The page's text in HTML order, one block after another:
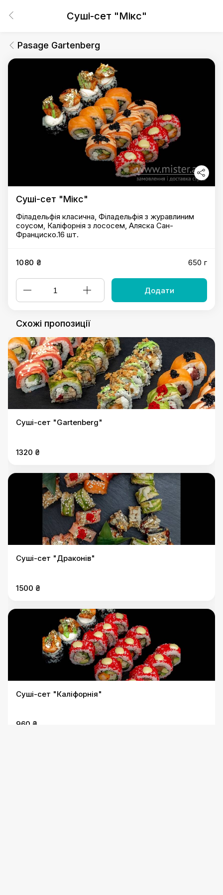
Суші-сет "Мікс"
Pasage Gartenberg
Суші-сет "Мікс"
Філадельфія класична, Філадельфія з журавлиним
соусом, Каліфорнія з лососем, Аляска Сан-
Франциско.16 шт.
1080 ₴ 650 г
Додати
Схожі пропозиції
Суші-сет "Gartenberg"
1320 ₴
Суші-сет "Драконів"
1500 ₴
Суші-сет "Каліфорнія"
960 ₴